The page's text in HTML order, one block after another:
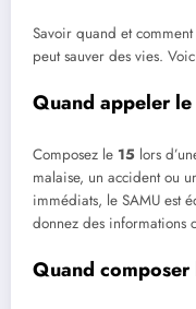
Savoir quand et
peut sauver des vies.
Quand appeler
Composez le 15 lors
malaise, un accident ou
immédiats, le SAMU est
donnez des informations
Quand composer